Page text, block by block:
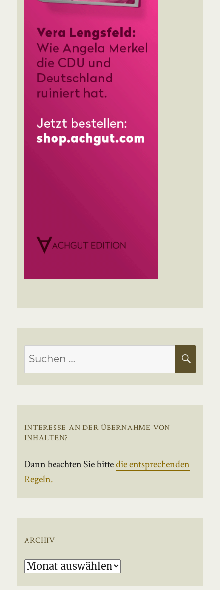
Suchen
nach:
INTERESSE AN DER ÜBERNAHME VON
INHALTEN?
Dann beachten Sie bittedie entsprechenden
Regeln.
ARCHIV
Archiv